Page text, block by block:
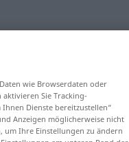
wie Browserdaten oder
Sie Tracking-
Dienste bereitzustellen“
Anzeigen möglicherweise nicht
um Ihre Einstellungen zu ändern